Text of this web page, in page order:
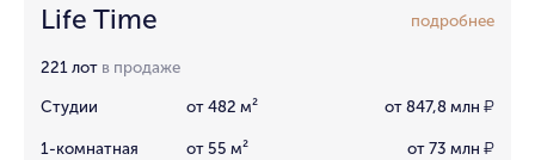
Life Time подробнее
221 лот в продаже
Студии от 482 м² от 847,8 млн ₽
1-комнатная от 55 м² от 73 млн ₽